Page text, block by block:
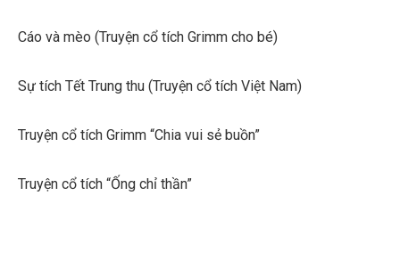
Cáo và mèo (Truyện cổ tích Grimm cho bé)
Sự tích Tết Trung thu (Truyện cổ tích Việt Nam)
Truyện cổ tích Grimm “Chia vui sẻ buồn”
Truyện cổ tích “Ống chỉ thần”